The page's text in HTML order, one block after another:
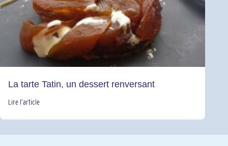
La tarte Tatin, un dessert renversant
Lire l’article